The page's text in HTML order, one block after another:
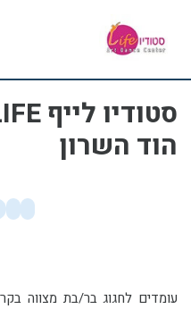
הוד השרון